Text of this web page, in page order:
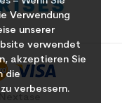
Verwendung
unserer
verwendet
akzeptieren Sie
die
verbessern.